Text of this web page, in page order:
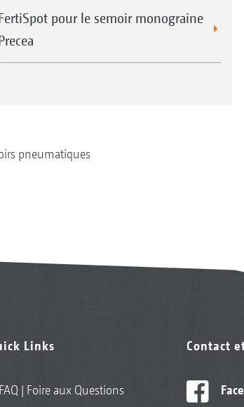
pour le semoir monograine
pneumatiques
Links
FAQ | Foire aux Questions
Contact